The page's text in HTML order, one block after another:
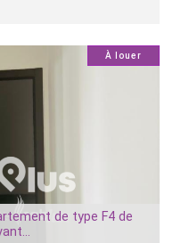
À louer
de type F4 de
4